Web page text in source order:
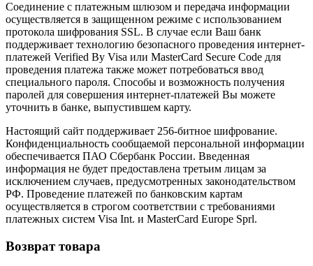
Соединение с платежным шлюзом и передача информации
осуществляется в защищенном режиме с использованием
протокола шифрования SSL. В случае если Ваш банк
поддерживает технологию безопасного проведения интернет-
платежей Verified By Visa или MasterCard Secure Code для
проведения платежа также может потребоваться ввод
специального пароля. Способы и возможность получения
паролей для совершения интернет-платежей Вы можете
уточнить в банке, выпустившем карту.
Настоящий сайт поддерживает 256-битное шифрование.
Конфиденциальность сообщаемой персональной информации
обеспечивается ПАО Сбербанк России. Введенная
информация не будет предоставлена третьим лицам за
исключением случаев, предусмотренных законодательством
РФ. Проведение платежей по банковским картам
осуществляется в строгом соответствии с требованиями
платежных систем Visa Int. и MasterCard Europe Sprl.
Возврат товара